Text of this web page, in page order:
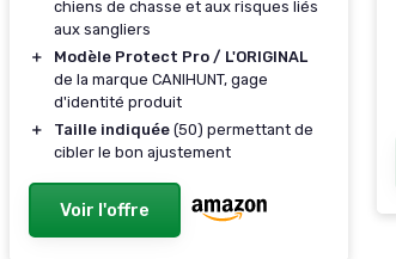
chiens de chasse et aux risques liés
aux sangliers
＋
Modèle Protect Pro / L'ORIGINAL
de la marque CANIHUNT, gage
d'identité produit
＋
Taille indiquée (50) permettant de
cibler le bon ajustement
Voir l'offre